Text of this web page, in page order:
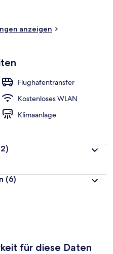
anzeigen
Flughafentransfer
Kostenloses WLAN
Klimaanlage
(6)
für diese Daten